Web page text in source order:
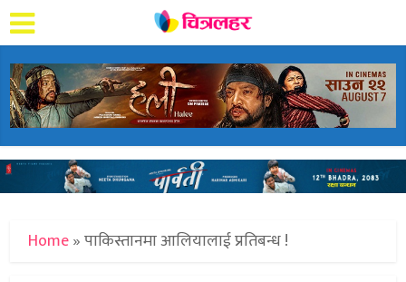
Home»पाकिस्तानमा आलियालाई प्रतिबन्ध !